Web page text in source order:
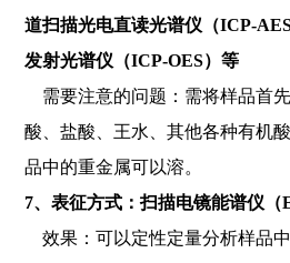
道扫描光电直读光谱仪（ICP-
发射光谱仪（ICP-OES）等
需要注意的问题：需将样品首
酸、盐酸、王水、其他各种有机
品中的重金属可以溶。
7、表征方式：扫描电镜能谱仪（
效果：可以定性定量分析样品